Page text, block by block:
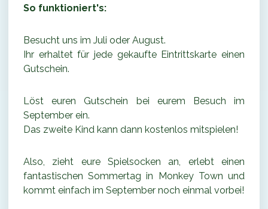
So funktioniert's:
Besucht uns im Juli oder August.
Ihr erhaltet für jede gekaufte Eintrittskarte einen
Gutschein.
Löst euren Gutschein bei eurem Besuch im
September ein.
Das zweite Kind kann dann kostenlos mitspielen!
Also, zieht eure Spielsocken an, erlebt einen
fantastischen Sommertag in Monkey Town und
kommt einfach im September noch einmal vorbei!